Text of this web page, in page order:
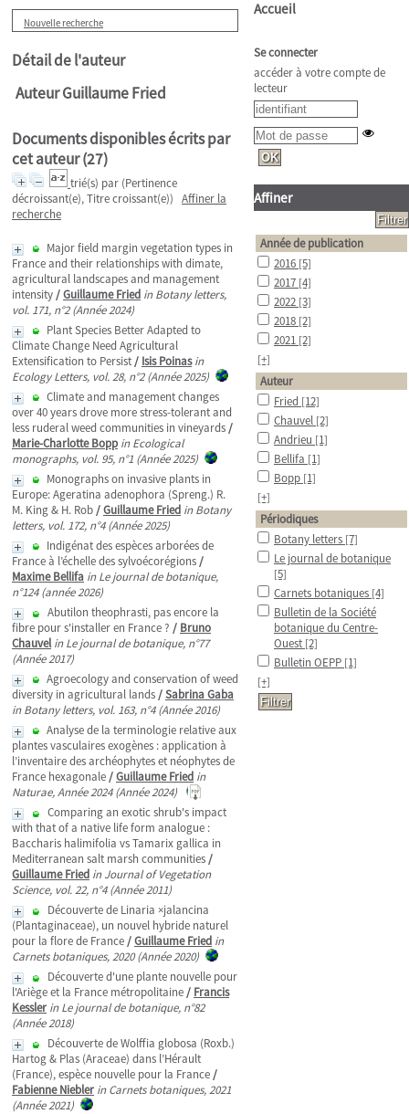
Nouvelle recherche
Détail de l'auteur
Auteur Guillaume Fried
Documents disponibles écrits par
cet auteur (27)
trié(s) par (Pertinence
décroissant(e), Titre croissant(e)) Affiner la
recherche
Major field margin vegetation types in
France and their relationships with dimate,
agricultural landscapes and management
intensity/Guillaume Fried in Botany letters,
vol. 171, n°2 (Année 2024)
Plant Species Better Adapted to
Climate Change Need Agricultural
Extensification to Persist/ Isis Poinas in
Ecology Letters, vol. 28, n°2 (Année 2025)
Climate and management changes
over 40 years drove more stress-tolerant and
less ruderal weed communities in vineyards/
Marie-Charlotte Bopp in Ecological
monographs, vol. 95, n°1 (Année 2025)
Monographs on invasive plants in
Europe: Ageratina adenophora (Spreng.) R.
M. King & H. Rob/Guillaume Fried in Botany
letters, vol. 172, n°4 (Année 2025)
Indigénat des espèces arborées de
France à l’échelle des sylvoécorégions/
Maxime Bellifa in Le journal de botanique,
n°124 (année 2026)
Abutilon theophrasti, pas encore la
fibre pour s'installer en France ? / Bruno
Chauvel in Le journal de botanique, n°77
(Année 2017)
Agroecology and conservation of weed
diversity in agricultural lands/Sabrina Gaba
in Botany letters, vol. 163, n°4 (Année 2016)
Analyse de la terminologie relative aux
plantes vasculaires exogènes : application à
l’inventaire des archéophytes et néophytes de
France hexagonale/Guillaume Fried in
Naturae, Année 2024 (Année 2024)
Comparing an exotic shrub's impact
with that of a native life form analogue :
Baccharis halimifolia vs Tamarix gallica in
Mediterranean salt marsh communities/
Guillaume Fried in Journal of Vegetation
Science, vol. 22, n°4 (Année 2011)
Découverte de Linaria ×jalancina
(Plantaginaceae), un nouvel hybride naturel
pour la flore de France/Guillaume Fried in
Carnets botaniques, 2020 (Année 2020)
Découverte d'une plante nouvelle pour
l'Ariège et la France métropolitaine/ Francis
Kessler in Le journal de botanique, n°82
(Année 2018)
Découverte de Wolffia globosa (Roxb.)
Hartog & Plas (Araceae) dans l’Hérault
(France), espèce nouvelle pour la France/
Fabienne Niebler in Carnets botaniques, 2021
(Année 2021)
Accueil
Se connecter
accéder à votre compte de
lecteur
Affiner
Année de publication
2016 [5]
2017 [4]
2022 [3]
2018 [2]
2021 [2]
[+]
Auteur
Fried [12]
Chauvel [2]
Andrieu [1]
Bellifa [1]
Bopp [1]
[+]
Périodiques
Botany letters [7]
Le journal de botanique
[5]
Carnets botaniques [4]
Bulletin de la Société
botanique du Centre-
Ouest [2]
Bulletin OEPP [1]
[+]